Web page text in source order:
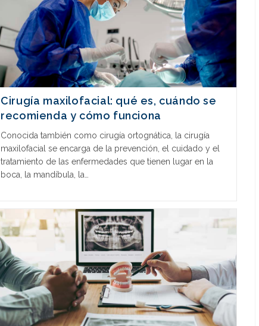
Cirugía maxilofacial: qué es, cuándo se
recomienda y cómo funciona
Conocida también como cirugía ortognática, la cirugía
maxilofacial se encarga de la prevención, el cuidado y el
tratamiento de las enfermedades que tienen lugar en la
boca, la mandíbula, la…